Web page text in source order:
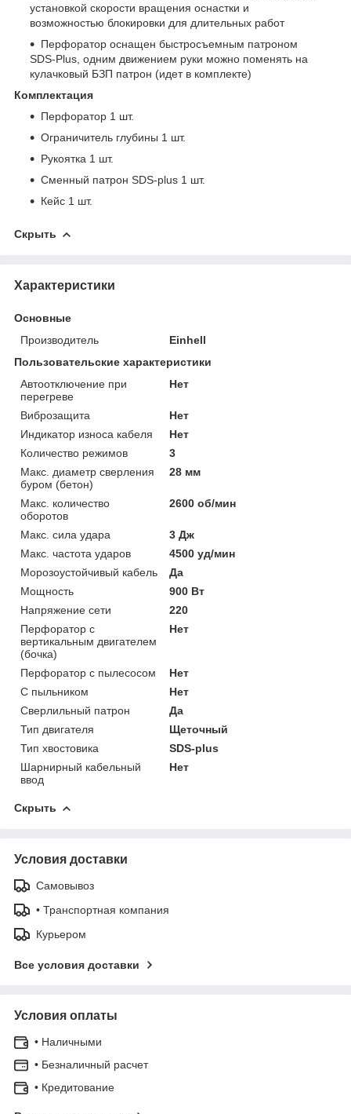
установкой скорости вращения оснастки и
возможностью блокировки для длительных работ
Перфоратор оснащен быстросъемным патроном
SDS-Plus, одним движением руки можно поменять на
кулачковый БЗП патрон (идет в комплекте)
Комплектация
Перфоратор 1 шт.
Ограничитель глубины 1 шт.
Рукоятка 1 шт.
Сменный патрон SDS-plus 1 шт.
Кейс 1 шт.
Скрыть
Характеристики
Основные
Производитель
Einhell
Пользовательские характеристики
Автоотключение при
перегреве
Нет
Виброзащита
Нет
Индикатор износа кабеля
Нет
Количество режимов
3
Макс. диаметр сверления
буром (бетон)
28 мм
Макс. количество
оборотов
2600 об/мин
Макс. сила удара
3 Дж
Макс. частота ударов
4500 уд/мин
Морозоустойчивый кабель
Да
Мощность
900 Вт
Напряжение сети
220
Перфоратор с
вертикальным двигателем
(бочка)
Нет
Перфоратор с пылесосом
Нет
С пыльником
Нет
Сверлильный патрон
Да
Тип двигателя
Щеточный
Тип хвостовика
SDS-plus
Шарнирный кабельный
ввод
Нет
Скрыть
Условия доставки
Самовывоз
• Транспортная компания
Курьером
Все условия доставки
Условия оплаты
• Наличными
• Безналичный расчет
• Кредитование